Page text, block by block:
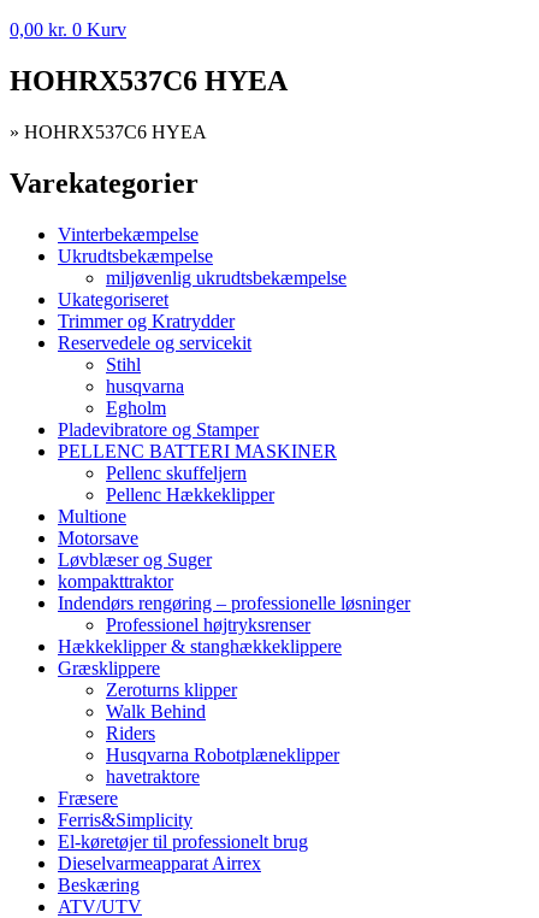
0,00 kr. 0 Kurv
HOHRX537C6 HYEA
» HOHRX537C6 HYEA
Varekategorier
Vinterbekæmpelse
Ukrudtsbekæmpelse
miljøvenlig ukrudtsbekæmpelse
Ukategoriseret
Trimmer og Kratrydder
Reservedele og servicekit
Stihl
husqvarna
Egholm
Pladevibratore og Stamper
PELLENC BATTERI MASKINER
Pellenc skuffeljern
Pellenc Hækkeklipper
Multione
Motorsave
Løvblæser og Suger
kompakttraktor
Indendørs rengøring – professionelle løsninger
Professionel højtryksrenser
Hækkeklipper & stanghækkeklippere
Græsklippere
Zeroturns klipper
Walk Behind
Riders
Husqvarna Robotplæneklipper
havetraktore
Fræsere
Ferris&Simplicity
El-køretøjer til professionelt brug
Dieselvarmeapparat Airrex
Beskæring
ATV/UTV